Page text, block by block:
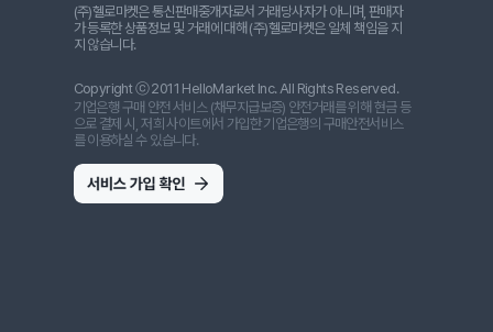
(주)헬로마켓은 통신판매중개자로서 거래당사자가 아니며, 판매자
가 등록한 상품정보 및 거래에 대해 (주)헬로마켓은 일체 책임을 지
지 않습니다.
Copyright ⓒ 2011 HelloMarket Inc. All Rights Reserved.
기업은행 구매 안전 서비스 (채무지급보증) 안전거래를 위해 현금 등
으로 결제 시, 저희 사이트에서 가입한 기업은행의 구매안전서비스
를 이용하실 수 있습니다.